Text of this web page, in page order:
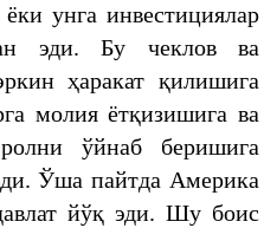
унга инвестициялар
эди. Бу чеклов ва
ҳаракат қилишига
молия ётқизишига ва
ўйнаб беришига
Ўша пайтда Америка
йўқ эди. Шу боис